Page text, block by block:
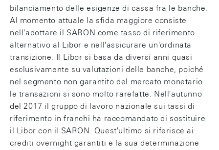
bilanciamento delle esigenze di cassa fra le banche.
Al momento attuale la sfida maggiore consiste
nell'adottare il SARON come tasso di riferimento
alternativo al Libor e nell'assicurare un'ordinata
transizione. Il Libor si basa da diversi anni quasi
esclusivamente su valutazioni delle banche, poiché
nel segmento non garantito del mercato monetario
le transazioni si sono molto rarefatte. Nell'autunno
del 2017 il gruppo di lavoro nazionale sui tassi di
riferimento in franchi ha raccomandato di sostituire
il Libor con il SARON. Quest'ultimo si riferisce ai
crediti overnight garantiti e la sua determinazione